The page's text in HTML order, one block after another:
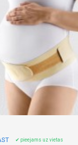
✔ pieejams uz vietas